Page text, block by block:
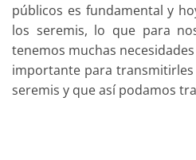
públicos es fundamental y
los seremis, lo que para
tenemos muchas
importante para
seremis y que así podamos